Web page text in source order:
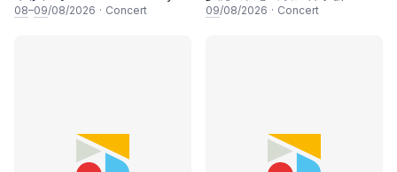
08–09/08/2026 · Concert 09/08/2026 · Concert